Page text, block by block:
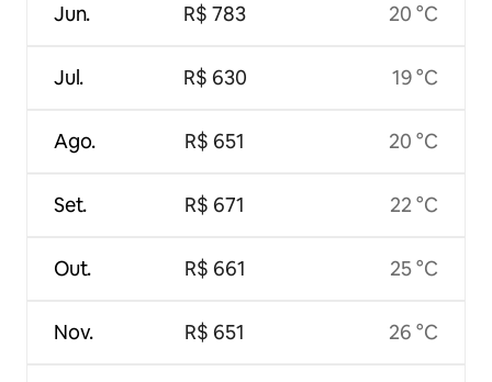
Jun.
Jul.
Ago.
Set.
Out.
Nov.
R$ 783
R$ 630
R$ 651
R$ 671
R$ 661
R$ 651
20 °C
19 °C
20 °C
22 °C
25 °C
26 °C